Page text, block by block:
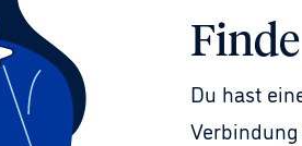
Du hast